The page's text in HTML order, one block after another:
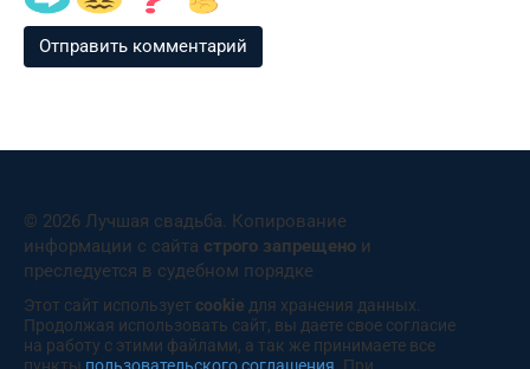
© 2026 Лучшая свадьба. Копирование
информации с сайта строго запрещено и
преследуется в судебном порядке
Этот сайт использует cookie для хранения данных.
Продолжая использовать сайт, вы даете свое согласие
на работу с этими файлами, а так же принимаете все